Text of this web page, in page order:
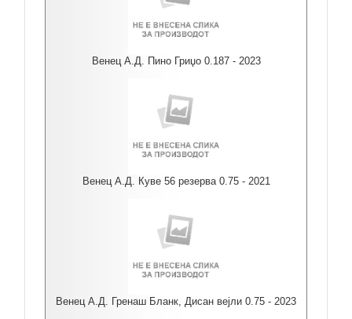
Венец А.Д. Пино Гриџо 0.187 - 2023
Венец А.Д. Куве 56 резерва 0.75 - 2021
Венец А.Д. Гренаш Бланк, Дисан вејли 0.75 - 2023